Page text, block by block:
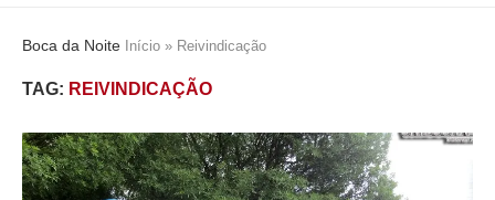
Boca da Noite Início » Reivindicação
TAG: REIVINDICAÇÃO